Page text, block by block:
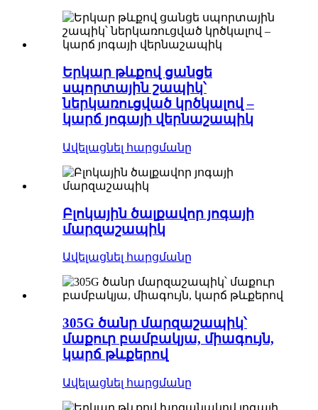
Երկար թևքով ցանցե
սպորտային շապիկ՝
ներկառուցված կրծկալով –
կարճ յոգայի վերնաշապիկ
Ավելացնել հարցմանը
Բլոկային ծալքավոր յոգայի
մարզաշապիկ
Ավելացնել հարցմանը
305G ծանր մարզաշապիկ՝
մաքուր բամբակյա, միագույն,
կարճ թևքերով
Ավելացնել հարցմանը